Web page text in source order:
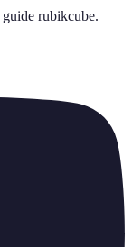
guide rubikcube.